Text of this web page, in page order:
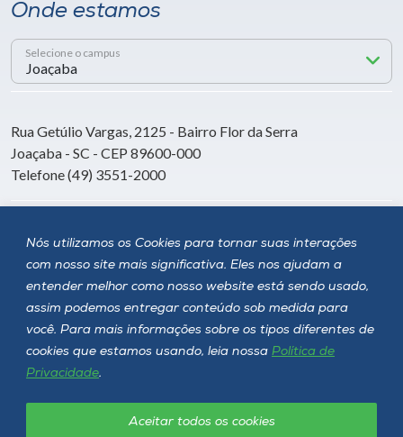
Nós utilizamos os Cookies para tornar suas interações
com nosso site mais significativa. Eles nos ajudam a
entender melhor como nosso website está sendo usado,
assim podemos entregar conteúdo sob medida para
você. Para mais informações sobre os tipos diferentes de
cookies que estamos usando, leia nossa Política de
Privacidade.
Aceitar todos os cookies
Onde estamos
Selecione o campus
Rua Getúlio Vargas, 2125 - Bairro Flor da Serra
Joaçaba - SC - CEP 89600-000
Telefone (49) 3551-2000
Siga a Unoesc